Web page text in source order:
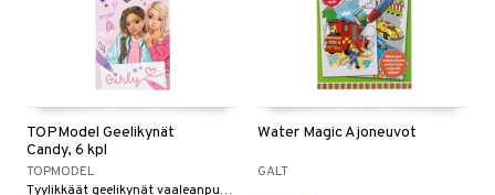
TOPModel Geelikynät
Candy, 6 kpl
TOPMODEL
Tyylikkäät geelikynät vaaleanpunaisissa ja violeteissa sävyissä.
Water Magic Ajoneuvot
GALT